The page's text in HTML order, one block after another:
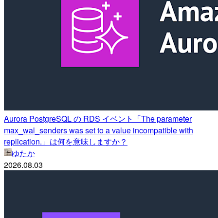
Aurora PostgreSQL の RDS イベント「The parameter
max_wal_senders was set to a value incompatible with
replication.」は何を意味しますか？
ゆたか
2026.08.03